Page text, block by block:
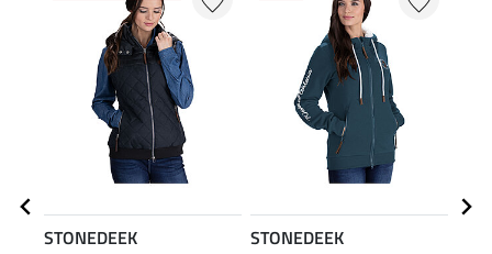
STONEDEEK
STONEDEEK